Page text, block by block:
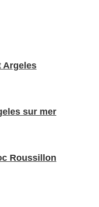
Argeles
sur mer
Roussillon